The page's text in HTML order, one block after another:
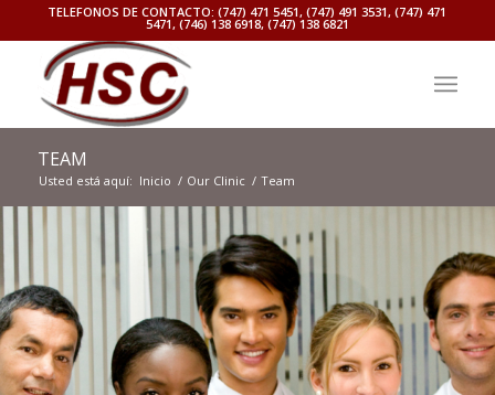
TELEFONOS DE CONTACTO: (747) 471 5451, (747) 491 3531, (747) 471
5471, (746) 138 6918, (747) 138 6821
TEAM
Usted está aquí: Inicio / Our Clinic / Team